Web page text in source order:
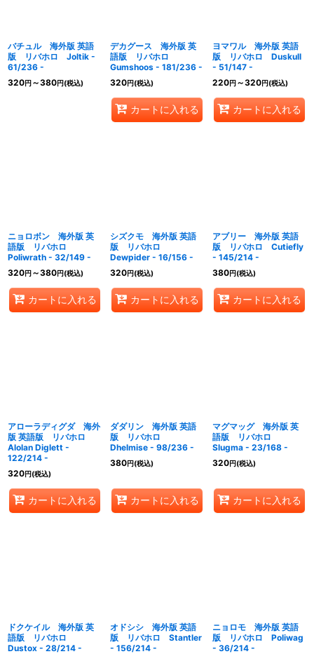
バチュル 海外版 英語
版 リバホロ Joltik -
61/236 -
320円～380円(税込)
デカグース 海外版 英
語版 リバホロ
Gumshoos - 181/236 -
320円(税込)
カートに入れる
ヨマワル 海外版 英語
版 リバホロ Duskull
- 51/147 -
220円～320円(税込)
カートに入れる
ニョロボン 海外版 英
語版 リバホロ
Poliwrath - 32/149 -
320円～380円(税込)
カートに入れる
シズクモ 海外版 英語
版 リバホロ
Dewpider - 16/156 -
320円(税込)
カートに入れる
アブリー 海外版 英語
版 リバホロ Cutiefly
- 145/214 -
380円(税込)
カートに入れる
アローラディグダ 海外
版 英語版 リバホロ
Alolan Diglett -
122/214 -
320円(税込)
カートに入れる
ダダリン 海外版 英語
版 リバホロ
Dhelmise - 98/236 -
380円(税込)
カートに入れる
マグマッグ 海外版 英
語版 リバホロ
Slugma - 23/168 -
320円(税込)
カートに入れる
ドクケイル 海外版 英
語版 リバホロ
Dustox - 28/214 -
オドシシ 海外版 英語
版 リバホロ Stantler
- 156/214 -
ニョロモ 海外版 英語
版 リバホロ Poliwag
- 36/214 -